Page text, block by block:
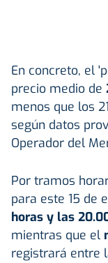
En concreto, el
precio medio de
menos que los
según datos
Operador del
Por tramos
para este 15 de
horas y las
mientras que el
registrará entre